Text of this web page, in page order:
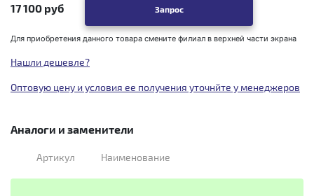
17 100 руб Запрос
Для приобретения данного товара смените филиал в верхней части экрана
Нашли дешевле?
Оптовую цену и условия ее получения уточнйте у менеджеров
Аналоги и заменители
Артикул Наименование